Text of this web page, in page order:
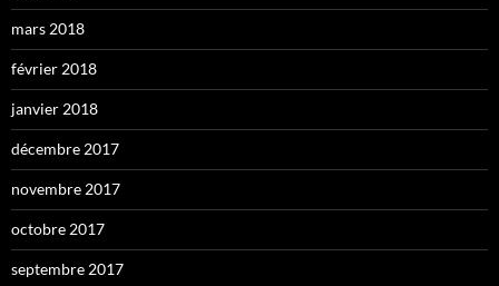
mars 2018
février 2018
janvier 2018
décembre 2017
novembre 2017
octobre 2017
septembre 2017